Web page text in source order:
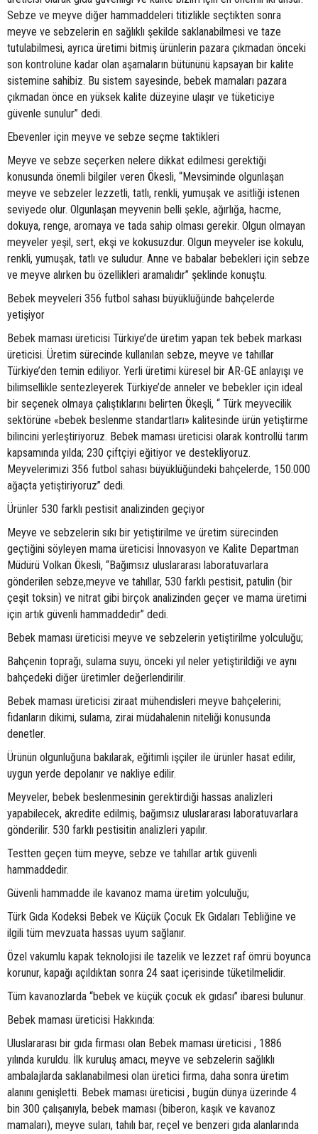
Sebze ve meyve diğer hammaddeleri titizlikle seçtikten sonra
meyve ve sebzelerin en sağlıklı şekilde saklanabilmesi ve taze
tutulabilmesi, ayrıca üretimi bitmiş ürünlerin pazara çıkmadan önceki
son kontrolüne kadar olan aşamaların bütününü kapsayan bir kalite
sistemine sahibiz. Bu sistem sayesinde, bebek mamaları pazara
çıkmadan önce en yüksek kalite düzeyine ulaşır ve tüketiciye
güvenle sunulur” dedi.
Ebevenler için meyve ve sebze seçme taktikleri
Meyve ve sebze seçerken nelere dikkat edilmesi gerektiği
konusunda önemli bilgiler veren Ökesli, “Mevsiminde olgunlaşan
meyve ve sebzeler lezzetli, tatlı, renkli, yumuşak ve asitliği istenen
seviyede olur. Olgunlaşan meyvenin belli şekle, ağırlığa, hacme,
dokuya, renge, aromaya ve tada sahip olması gerekir. Olgun olmayan
meyveler yeşil, sert, ekşi ve kokusuzdur. Olgun meyveler ise kokulu,
renkli, yumuşak, tatlı ve suludur. Anne ve babalar bebekleri için sebze
ve meyve alırken bu özellikleri aramalıdır” şeklinde konuştu.
Bebek meyveleri 356 futbol sahası büyüklüğünde bahçelerde
yetişiyor
Bebek maması üreticisi Türkiye’de üretim yapan tek bebek markası
üreticisi. Üretim sürecinde kullanılan sebze, meyve ve tahıllar
Türkiye’den temin ediliyor. Yerli üretimi küresel bir AR-GE anlayışı ve
bilimsellikle sentezleyerek Türkiye’de anneler ve bebekler için ideal
bir seçenek olmaya çalıştıklarını belirten Ökeşli, “ Türk meyvecilik
sektörüne «bebek beslenme standartları» kalitesinde ürün yetiştirme
bilincini yerleştiriyoruz. Bebek maması üreticisi olarak kontrollü tarım
kapsamında yılda; 230 çiftçiyi eğitiyor ve destekliyoruz.
Meyvelerimizi 356 futbol sahası büyüklüğündeki bahçelerde, 150.000
ağaçta yetiştiriyoruz” dedi.
Ürünler 530 farklı pestisit analizinden geçiyor
Meyve ve sebzelerin sıkı bir yetiştirilme ve üretim sürecinden
geçtiğini söyleyen mama üreticisi İnnovasyon ve Kalite Departman
Müdürü Volkan Ökesli, “Bağımsız uluslararası laboratuvarlara
gönderilen sebze,meyve ve tahıllar, 530 farklı pestisit, patulin (bir
çeşit toksin) ve nitrat gibi birçok analizinden geçer ve mama üretimi
için artık güvenli hammaddedir” dedi.
Bebek maması üreticisi meyve ve sebzelerin yetiştirilme yolculuğu;
Bahçenin toprağı, sulama suyu, önceki yıl neler yetiştirildiği ve aynı
bahçedeki diğer üretimler değerlendirilir.
Bebek maması üreticisi ziraat mühendisleri meyve bahçelerini;
fidanların dikimi, sulama, zirai müdahalenin niteliği konusunda
denetler.
Ürünün olgunluğuna bakılarak, eğitimli işçiler ile ürünler hasat edilir,
uygun yerde depolanır ve nakliye edilir.
Meyveler, bebek beslenmesinin gerektirdiği hassas analizleri
yapabilecek, akredite edilmiş, bağımsız uluslararası laboratuvarlara
gönderilir. 530 farklı pestisitin analizleri yapılır.
Testten geçen tüm meyve, sebze ve tahıllar artık güvenli
hammaddedir.
Güvenli hammadde ile kavanoz mama üretim yolculuğu;
Türk Gıda Kodeksi Bebek ve Küçük Çocuk Ek Gıdaları Tebliğine ve
ilgili tüm mevzuata hassas uyum sağlanır.
Özel vakumlu kapak teknolojisi ile tazelik ve lezzet raf ömrü boyunca
korunur, kapağı açıldıktan sonra 24 saat içerisinde tüketilmelidir.
Tüm kavanozlarda “bebek ve küçük çocuk ek gıdası” ibaresi bulunur.
Bebek maması üreticisi Hakkında:
Uluslararası bir gıda firması olan Bebek maması üreticisi , 1886
yılında kuruldu. İlk kuruluş amacı, meyve ve sebzelerin sağlıklı
ambalajlarda saklanabilmesi olan üretici firma, daha sonra üretim
alanını genişletti. Bebek maması üreticisi , bugün dünya üzerinde 4
bin 300 çalışanıyla, bebek maması (biberon, kaşık ve kavanoz
mamaları), meyve suları, tahılı bar, reçel ve benzeri gıda alanlarında